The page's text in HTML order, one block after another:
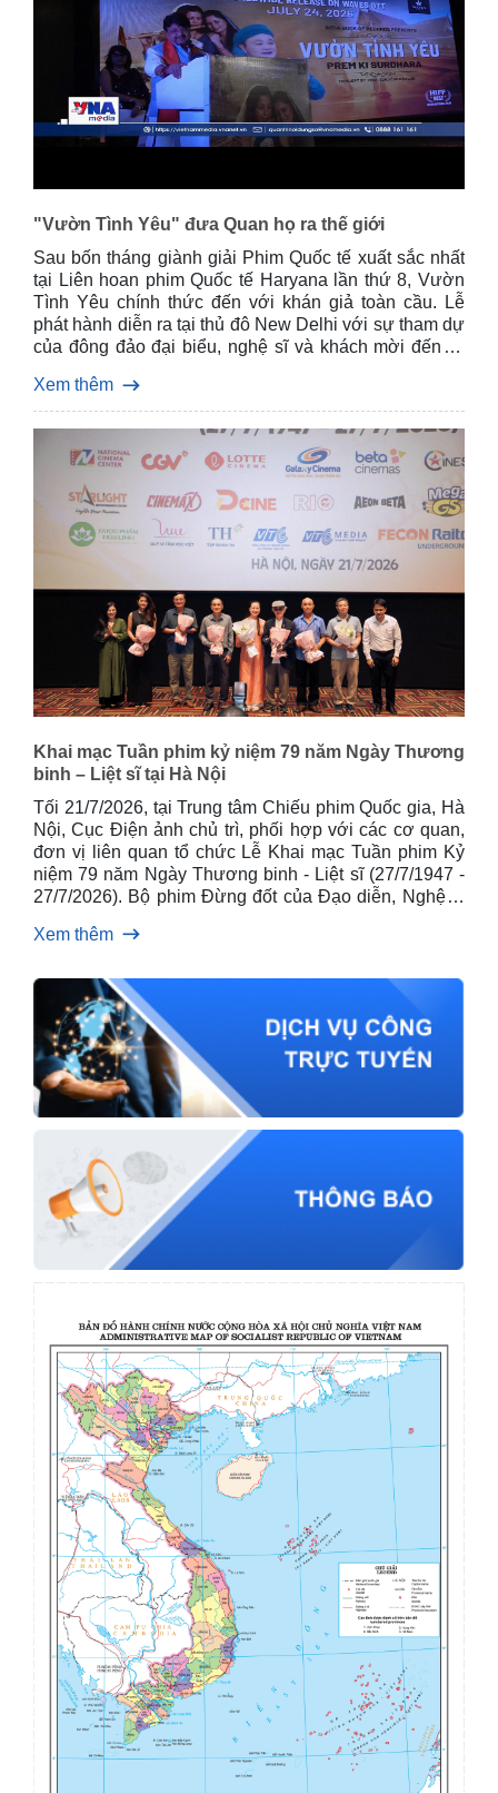
"Vườn Tình Yêu" đưa Quan họ ra thế giới
Sau bốn tháng giành giải Phim Quốc tế xuất sắc nhất
tại Liên hoan phim Quốc tế Haryana lần thứ 8, Vườn
Tình Yêu chính thức đến với khán giả toàn cầu. Lễ
phát hành diễn ra tại thủ đô New Delhi với sự tham dự
của đông đảo đại biểu, nghệ sĩ và khách mời đến từ
Xem thêm
Khai mạc Tuần phim kỷ niệm 79 năm Ngày Thương
binh – Liệt sĩ tại Hà Nội
Tối 21/7/2026, tại Trung tâm Chiếu phim Quốc gia, Hà
Nội, Cục Điện ảnh chủ trì, phối hợp với các cơ quan,
đơn vị liên quan tổ chức Lễ Khai mạc Tuần phim Kỷ
niệm 79 năm Ngày Thương binh - Liệt sĩ (27/7/1947 -
27/7/2026). Bộ phim Đừng đốt của Đạo diễn, Nghệ sĩ
khai mạc.
Xem thêm